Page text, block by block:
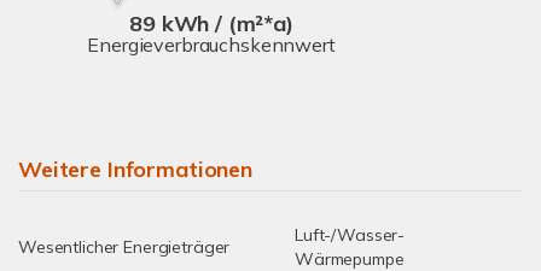
89 kWh / (m²*a)
Energieverbrauchskennwert
Weitere Informationen
Wesentlicher Energieträger
Luft-/Wasser-
Wärmepumpe